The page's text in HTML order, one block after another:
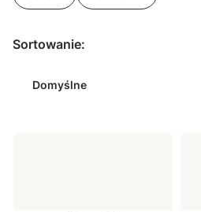
Lista produktów
Sortowanie:
Domyślne